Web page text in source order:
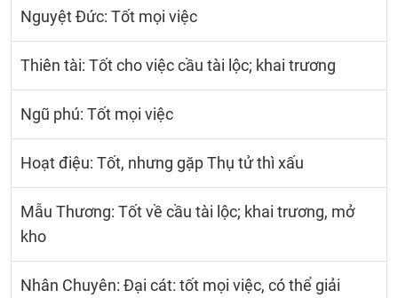
Nguyệt Đức: Tốt mọi việc
Thiên tài: Tốt cho việc cầu tài lộc; khai trương
Ngũ phú: Tốt mọi việc
Hoạt điệu: Tốt, nhưng gặp Thụ tử thì xấu
Mẫu Thương: Tốt về cầu tài lộc; khai trương, mở
kho
Nhân Chuyên: Đại cát: tốt mọi việc, có thể giải